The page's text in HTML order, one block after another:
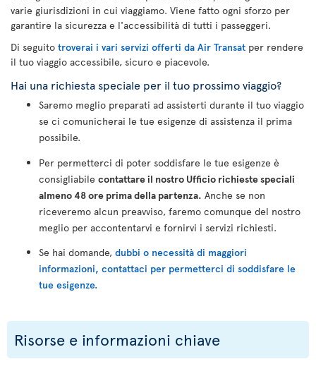
varie giurisdizioni in cui viaggiamo. Viene fatto ogni sforzo per
garantire la sicurezza e l'accessibilità di tutti i passeggeri.
Di seguito troverai i vari servizi offerti da Air Transat per rendere
il tuo viaggio accessibile, sicuro e piacevole.
Hai una richiesta speciale per il tuo prossimo viaggio?
Saremo meglio preparati ad assisterti durante il tuo viaggio
se ci comunicherai le tue esigenze di assistenza il prima
possibile.
Per permetterci di poter soddisfare le tue esigenze è
consigliabile contattare il nostro Ufficio richieste speciali
almeno 48 ore prima della partenza. Anche se non
riceveremo alcun preavviso, faremo comunque del nostro
meglio per accontentarvi e fornirvi i servizi richiesti.
Se hai domande, dubbi o necessità di maggiori
informazioni, contattaci per permetterci di soddisfare le
tue esigenze.
Risorse e informazioni chiave